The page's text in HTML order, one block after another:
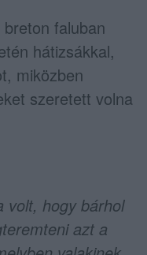
faluban
hátizsákkal,
miközben
szeretett volna
volt, hogy bárhol
azt a